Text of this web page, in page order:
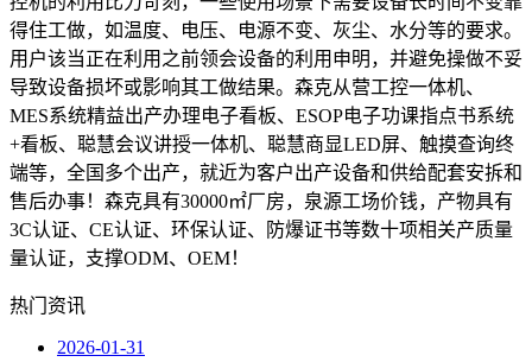
得住工做，如温度、电压、电源不变、灰尘、水分等的要求。
用户该当正在利用之前领会设备的利用申明，并避免操做不妥
导致设备损坏或影响其工做结果。森克从营工控一体机、
MES系统精益出产办理电子看板、ESOP电子功课指点书系统
+看板、聪慧会议讲授一体机、聪慧商显LED屏、触摸查询终
端等，全国多个出产，就近为客户出产设备和供给配套安拆和
售后办事！森克具有30000㎡厂房，泉源工场价钱，产物具有
3C认证、CE认证、环保认证、防爆证书等数十项相关产质量
量认证，支撑ODM、OEM！
热门资讯
2026-01-31